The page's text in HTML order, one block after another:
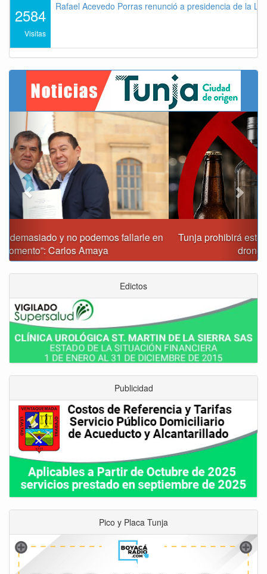
2584
Visitas
Rafael Acevedo Porras renunció a presidencia de la
Tunja prohibirá este viernes la venta de licor, el uso de
drones y otras actividades
Previous Next
Edictos
Publicidad
Pico y Placa Tunja